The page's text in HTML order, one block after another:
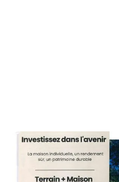
87 m2, 4 pièces
Ref : 6945